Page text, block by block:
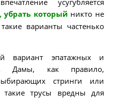
который никто не
варианты частенько
вариант эпатажных и
Дамы, как правило,
стринги или
такие трусы вредны для